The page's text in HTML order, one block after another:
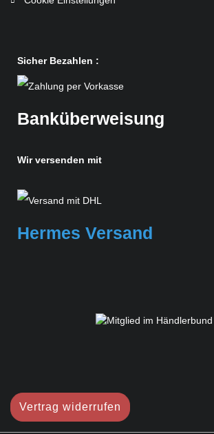
Sicher Bezahlen :
Banküberweisung
Wir versenden mit
Hermes Versand
Vertrag widerrufen